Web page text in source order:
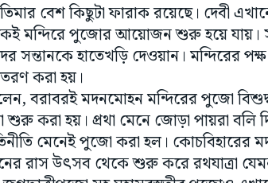
বেশ কিছুটা ফারাক রয়েছে। দেবী
মন্দিরে পুজোর আয়োজন শুরু হয়ে যায়।
হাতেখড়ি দেওয়ান। মন্দিরের
করা হয়।
বরাবরই মদনমোহন মন্দিরের পুজো
করা হয়। প্রথা মেনে জোড়া পায়রা বলি
মেনেই পুজো করা হল। কোচবিহারের
রাস উৎসব থেকে শুরু করে রথযাত্রা